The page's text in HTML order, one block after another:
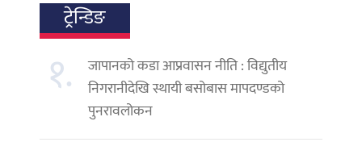
ट्रेन्डिङ
१.
जापानको कडा आप्रवासन नीति : विद्युतीय
निगरानीदेखि स्थायी बसोबास मापदण्डको
पुनरावलोकन